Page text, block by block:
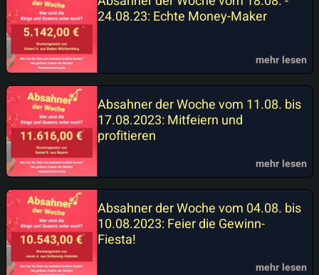
24.08.23: Echte Money-Maker
mehr lesen
Absahner der Woche vom 11.08. bis
17.08.2023: Mitfeiern und
profitieren
mehr lesen
Absahner der Woche vom 04.08. bis
10.08.2023: Feier die Gewinn-
Fiesta!
mehr lesen